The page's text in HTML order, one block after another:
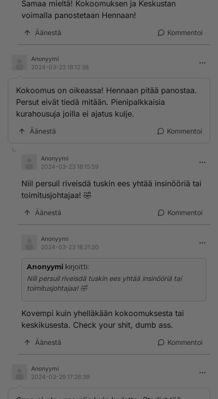
Samaa mieltä! Kokoomuksen ja Keskustan
voimalla panostetaan Hennaan!
Äänestä Kommentoi
Anonyymi
2024-03-23 18:12:38
Kokoomus on oikeassa! Hennaan pitää panostaa.
Persut eivät tiedä mitään. Pienipalkkaisia
kurahousuja joilla ei ajatus kulje.
Äänestä Kommentoi
Anonyymi
2024-03-23 18:15:59
Niil persuil riveisdä tuskin ees yhtää insinööriä tai
toimitusjohtajaa! 🤣
Äänestä Kommentoi
Anonyymi
2024-03-23 18:21:20
Anonyymi kirjoitti:
Niil persuil riveisdä tuskin ees yhtää insinööriä tai
toimitusjohtajaa! 🤣
Kovempi kuin yhelläkään kokoomuksesta tai
keskikusesta. Check your shit, dumb ass.
Äänestä Kommentoi
Anonyymi
2024-03-29 17:26:39